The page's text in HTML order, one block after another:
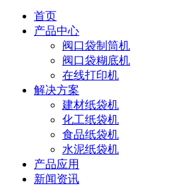
首页
产品中心
阀口袋制筒机
阀口袋糊底机
在线打印机
解决方案
建材纸袋机
化工纸袋机
食品纸袋机
水泥纸袋机
产品应用
新闻资讯